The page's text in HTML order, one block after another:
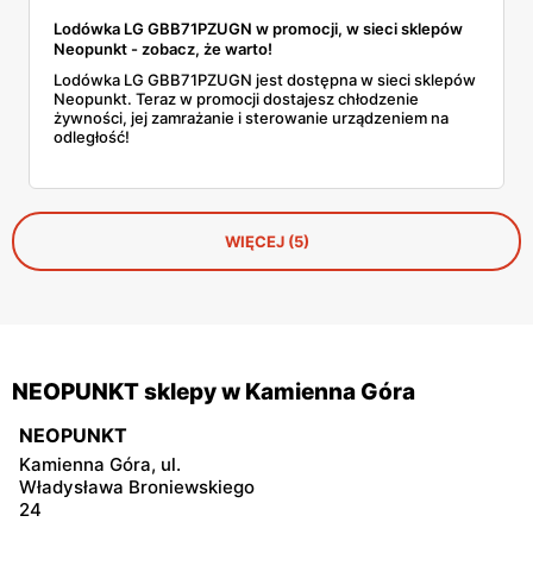
Lodówka LG GBB71PZUGN w promocji, w sieci sklepów
Neopunkt - zobacz, że warto!
Lodówka LG GBB71PZUGN jest dostępna w sieci sklepów
Neopunkt. Teraz w promocji dostajesz chłodzenie
żywności, jej zamrażanie i sterowanie urządzeniem na
odległość!
WIĘCEJ (5)
NEOPUNKT sklepy w Kamienna Góra
NEOPUNKT
Kamienna Góra, ul.
Władysława Broniewskiego
24